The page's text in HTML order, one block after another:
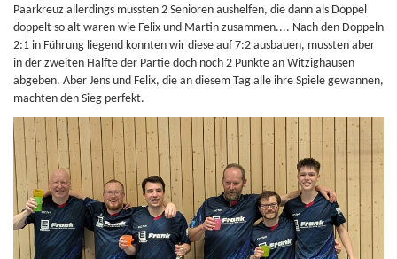
Paarkreuz allerdings mussten 2 Senioren aushelfen, die dann als Doppel
doppelt so alt waren wie Felix und Martin zusammen.... Nach den Doppeln
2:1 in Führung liegend konnten wir diese auf 7:2 ausbauen, mussten aber
in der zweiten Hälfte der Partie doch noch 2 Punkte an Witzighausen
abgeben. Aber Jens und Felix, die an diesem Tag alle ihre Spiele gewannen,
machten den Sieg perfekt.